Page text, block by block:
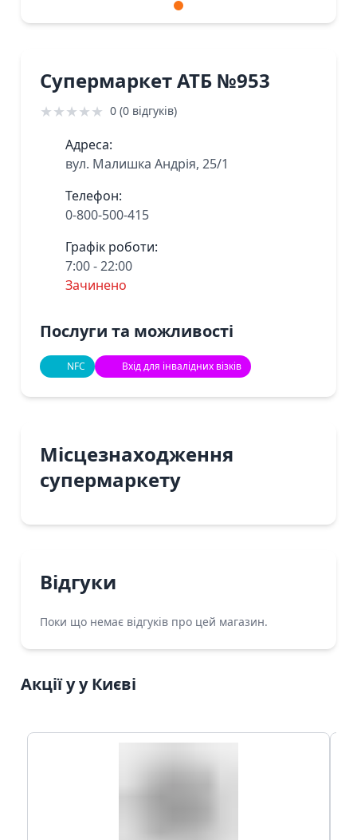
Супермаркет АТБ №953
★★★★★ 0 (0 відгуків)
Адреса:
вул. Малишка Андрiя, 25/1
Телефон:
0-800-500-415
Графік роботи:
7:00 - 22:00
Зачинено
Послуги та можливості
NFC Вхід для інвалідних візків
Місцезнаходження
супермаркету
Відгуки
Поки що немає відгуків про цей магазин.
Акції у у Києві